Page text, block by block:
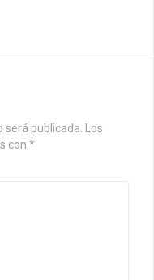
publicada. Los
con *